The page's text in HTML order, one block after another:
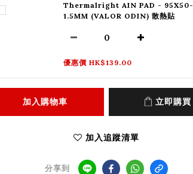
Thermalright AIN PAD - 95X50-
1.5MM (VALOR ODIN) 散熱貼
優惠價 HK$139.00
加入購物車 立即購買
加入追蹤清單
分享到